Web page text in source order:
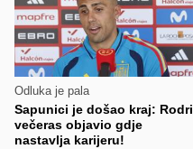
Odluka je pala
Sapunici je došao kraj: Rodri
večeras objavio gdje
nastavlja karijeru!